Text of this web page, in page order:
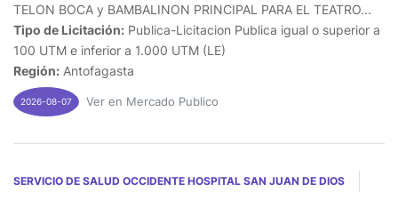
TELON BOCA y BAMBALINON PRINCIPAL PARA EL TEATRO...
Tipo de Licitación: Publica-Licitacion Publica igual o superior a
100 UTM e inferior a 1.000 UTM (LE)
Región: Antofagasta
2026-08-07 Ver en Mercado Publico
SERVICIO DE SALUD OCCIDENTE HOSPITAL SAN JUAN DE DIOS